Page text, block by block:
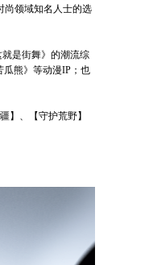
尚领域知名人士的选
是街舞》的潮流综
瓜熊》等动漫IP；也
】、【守护荒野】